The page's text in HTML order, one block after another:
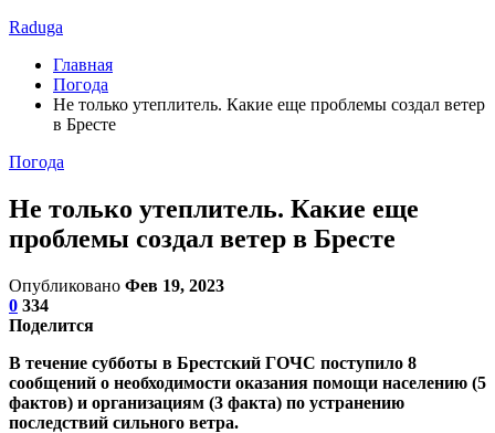
Raduga
Главная
Погода
Не только утеплитель. Какие еще проблемы создал ветер
в Бресте
Погода
Не только утеплитель. Какие еще
проблемы создал ветер в Бресте
Опубликовано Фев 19, 2023
0 334
Поделится
В течение субботы в Брестский ГОЧС поступило 8
сообщений о необходимости оказания помощи населению (5
фактов) и организациям (3 факта) по устранению
последствий сильного ветра.